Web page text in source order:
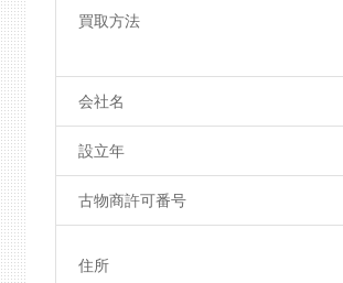
買取方法
会社名
設立年
古物商許可番号
住所